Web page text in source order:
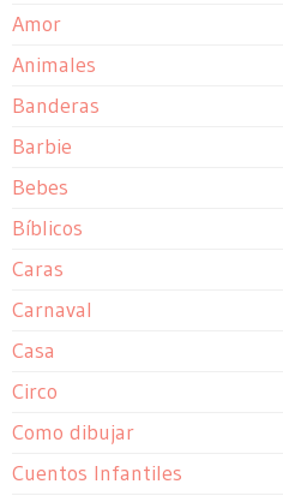
Amor
Animales
Banderas
Barbie
Bebes
Bíblicos
Caras
Carnaval
Casa
Circo
Como dibujar
Cuentos Infantiles